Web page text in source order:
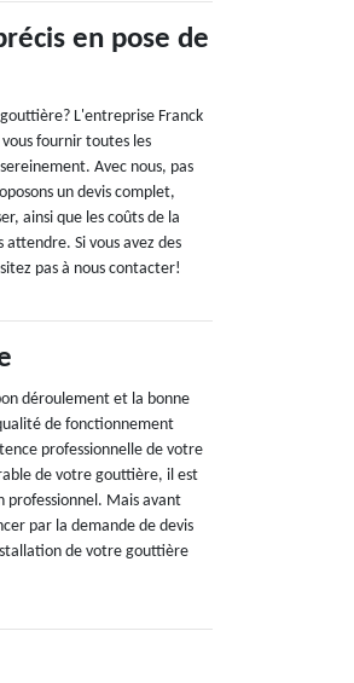
en pose de
L'entreprise Franck
fournir toutes les
Avec nous, pas
un devis complet,
ainsi que les coûts de la
Si vous avez des
pas à nous contacter!
déroulement et la bonne
de fonctionnement
professionnelle de votre
de votre gouttière, il est
professionnel. Mais avant
par la demande de devis
de votre gouttière